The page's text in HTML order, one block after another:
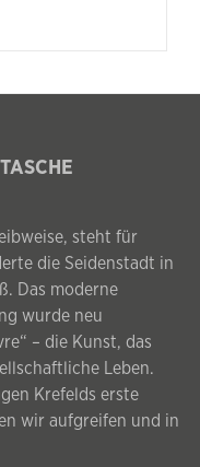
steht für
die Seidenstadt in
Das moderne
wurde neu
– die Kunst, das
Leben.
Krefelds erste
wir aufgreifen und in